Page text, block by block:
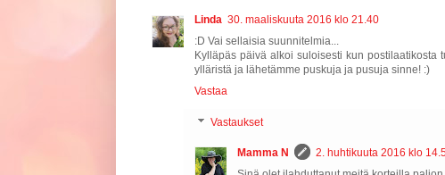
Linda 30. maaliskuuta 2016 klo 21.40
:D Vai sellaisia suunnitelmia...
Kylläpäs päivä alkoi suloisesti kun postilaatikosta
ylläristä ja lähetämme puskuja ja pusuja sinne! :)
Vastaa
Vastaukset
Mamma N
2. huhtikuuta 2016 klo